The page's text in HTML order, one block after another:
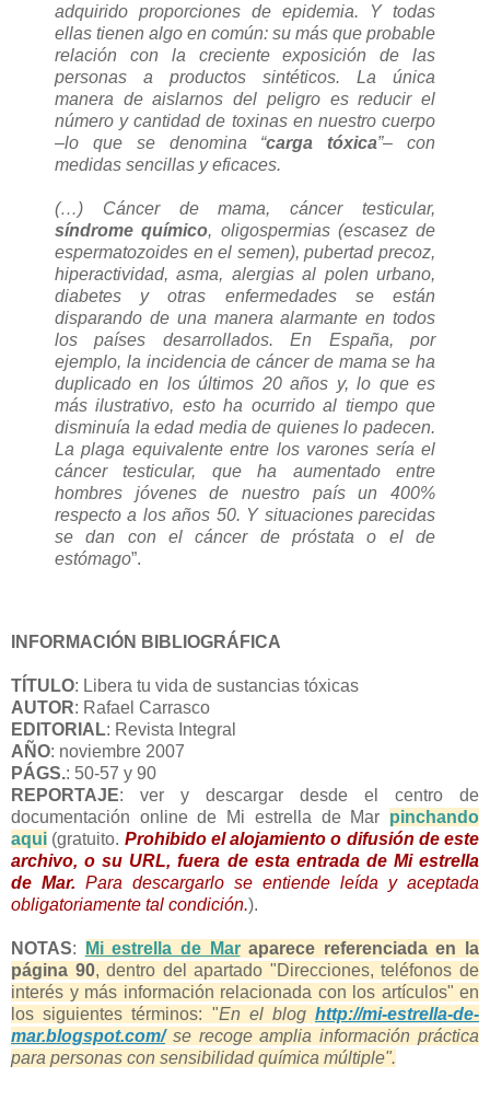
adquirido proporciones de epidemia. Y todas
ellas tienen algo en común: su más que probable
relación con la creciente exposición de las
personas a productos sintéticos. La única
manera de aislarnos del peligro es reducir el
número y cantidad de toxinas en nuestro cuerpo
–lo que se denomina “carga tóxica”– con
medidas sencillas y eficaces.
(…) Cáncer de mama, cáncer testicular,
síndrome químico, oligospermias (escasez de
espermatozoides en el semen), pubertad precoz,
hiperactividad, asma, alergias al polen urbano,
diabetes y otras enfermedades se están
disparando de una manera alarmante en todos
los países desarrollados. En España, por
ejemplo, la incidencia de cáncer de mama se ha
duplicado en los últimos 20 años y, lo que es
más ilustrativo, esto ha ocurrido al tiempo que
disminuía la edad media de quienes lo padecen.
La plaga equivalente entre los varones sería el
cáncer testicular, que ha aumentado entre
hombres jóvenes de nuestro país un 400%
respecto a los años 50. Y situaciones parecidas
se dan con el cáncer de próstata o el de
estómago”.
INFORMACIÓN BIBLIOGRÁFICA
TÍTULO: Libera tu vida de sustancias tóxicas
AUTOR: Rafael Carrasco
EDITORIAL: Revista Integral
AÑO: noviembre 2007
PÁGS.: 50-57 y 90
REPORTAJE: ver y descargar desde el centro de
documentación online de Mi estrella de Mar pinchando
aqui (gratuito. Prohibido el alojamiento o difusión de este
archivo, o su URL, fuera de esta entrada de Mi estrella
de Mar. Para descargarlo se entiende leída y aceptada
obligatoriamente tal condición.).
NOTAS: Mi estrella de Maraparece referenciada en la
página 90, dentro del apartado "Direcciones, teléfonos de
interés y más información relacionada con los artículos" en
los siguientes términos: "En el blog http://mi-estrella-de-
mar.blogspot.com/se recoge amplia información práctica
para personas con sensibilidad química múltiple".